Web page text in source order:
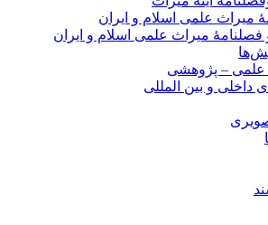
میراث علمی اسلام و ایران
میراث علمی اسلام و ایران
علمی – پژوهشی
داخلی و بین المللی